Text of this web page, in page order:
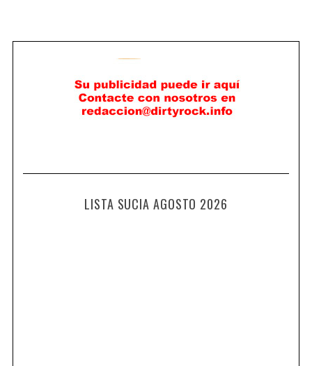
LISTA SUCIA AGOSTO 2026